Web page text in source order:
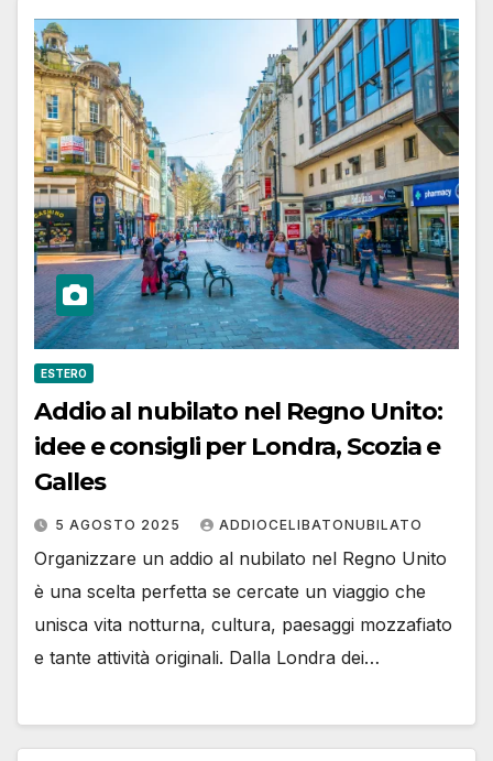
ESTERO
Addio al nubilato nel Regno Unito:
idee e consigli per Londra, Scozia e
Galles
5 AGOSTO 2025 ADDIOCELIBATONUBILATO
Organizzare un addio al nubilato nel Regno Unito
è una scelta perfetta se cercate un viaggio che
unisca vita notturna, cultura, paesaggi mozzafiato
e tante attività originali. Dalla Londra dei…